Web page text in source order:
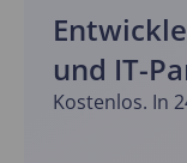
und IT-
Kostenlos. In